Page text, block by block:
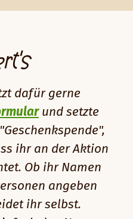
dafür gerne
und setzte
ihr an der Aktion
Ob ihr Namen
angeben
ihr selbst.